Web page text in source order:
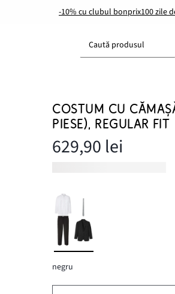
-10% cu clubul bonprix100 zile
Caută produsul
COSTUM CU
PIESE), REGULAR FIT
629,90 lei
negru